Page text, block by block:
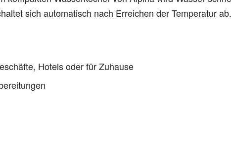
sich automatisch nach Erreichen der Temperatur ab.
Hotels oder für Zuhause